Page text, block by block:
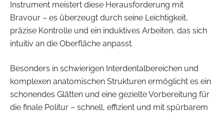
Instrument meistert diese Herausforderung mit
Bravour – es überzeugt durch seine Leichtigkeit,
präzise Kontrolle und ein induktives Arbeiten, das sich
intuitiv an die Oberfläche anpasst.
Besonders in schwierigen Interdentalbereichen und
komplexen anatomischen Strukturen ermöglicht es ein
schonendes Glätten und eine gezielte Vorbereitung für
die finale Politur – schnell, effizient und mit spürbarem